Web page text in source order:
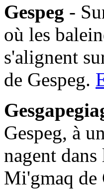
Gespeg -
où les
s'alignent
de Gespeg.
Gespeg, à
nagent
Mi'gmaq de